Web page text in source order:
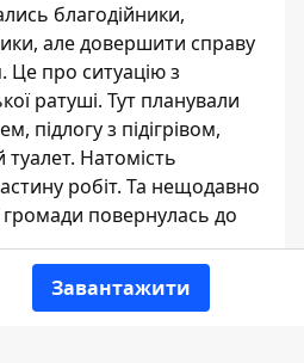
благодійники,
але довершити справу
Це про ситуацію з
ратуші. Тут планували
підлогу з підігрівом,
Натомість
робіт. Та нещодавно
повернулась до
Завантажити